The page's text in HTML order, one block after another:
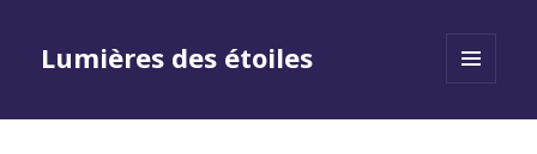
Lumières des étoiles